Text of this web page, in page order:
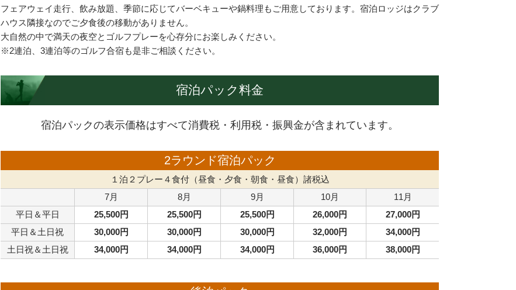
フェアウェイ走行、飲み放題、季節に応じてバーベキューや鍋料理もご用意しております。宿泊ロッジはクラブ
ハウス隣接なのでご夕食後の移動がありません。
大自然の中で満天の夜空とゴルフプレーを心存分にお楽しみください。
※2連泊、3連泊等のゴルフ合宿も是非ご相談ください。
宿泊パック料金
宿泊パックの表示価格はすべて消費税・利用税・振興金が含まれています。
2ラウンド宿泊パック
１泊２プレー４食付（昼食・夕食・朝食・昼食）諸税込
7月
8月 9月 10月
11月
平日＆平日
25,500円 25,500円 25,500円 26,000円
27,000円
平日＆土日祝
30,000円 30,000円 30,000円 32,000円
34,000円
土日祝＆土日祝
34,000円 34,000円 34,000円 36,000円 38,000円